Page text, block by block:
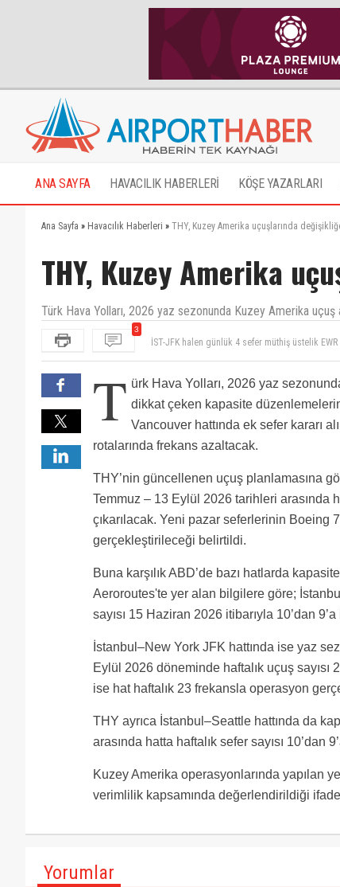
ANA SAYFA HAVACILIK HABERLERİ KÖŞE YAZARLARI
Ana Sayfa » Havacılık Haberleri » THY, Kuzey Amerika uçuşlarında
THY, Kuzey Amerika
Türk Hava Yolları, 2026 yaz sezonunda Kuzey Amerika
3
Miami hattında 777-300 kullanımında yolculara
T ürk Hava Yolları, 2026 yaz
dikkat çeken kapasite
Vancouver hattında ek sefer kararı
rotalarında frekans azaltacak.
THY’nin güncellenen uçuş planlamasına
Temmuz – 13 Eylül 2026 tarihleri arasında
çıkarılacak. Yeni pazar seferlerinin Boeing
gerçekleştirileceği belirtildi.
Buna karşılık ABD’de bazı hatlarda
Aeroroutes'te yer alan bilgilere göre;
sayısı 15 Haziran 2026 itibarıyla 10’dan
İstanbul–New York JFK hattında ise yaz
Eylül 2026 döneminde haftalık uçuş
ise hat haftalık 23 frekansla operasyon
THY ayrıca İstanbul–Seattle hattında da
arasında hatta haftalık sefer sayısı 10’dan
Kuzey Amerika operasyonlarında yapılan
verimlilik kapsamında değerlendirildiği
Yorumlar